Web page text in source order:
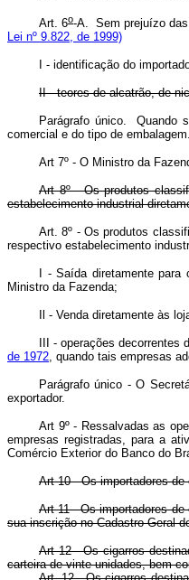
Art. 6o-A. Sem prejuízo das
Lei nº 9.822, de 1999)
I - identificação do
II - teores de alcatrão, de
Parágrafo único. Quando
comercial e do tipo de embalagem.
Art 7º - O Ministro da
Art 8º - Os produtos
estabelecimento industrial
Art. 8º - Os produtos
respectivo estabelecimento
I - Saída diretamente
Ministro da Fazenda;
Il - Venda diretamente às
III - operações
de 1972, quando tais empresas
Parágrafo único - O
exportador.
Art 9º - Ressalvadas as
empresas registradas, para a
Comércio Exterior do Banco do
Art 10 - Os importadores
Art 11 - Os importadores
sua inscrição no Cadastro Geral
Art 12 - Os cigarros
carteira de vinte unidades, bem